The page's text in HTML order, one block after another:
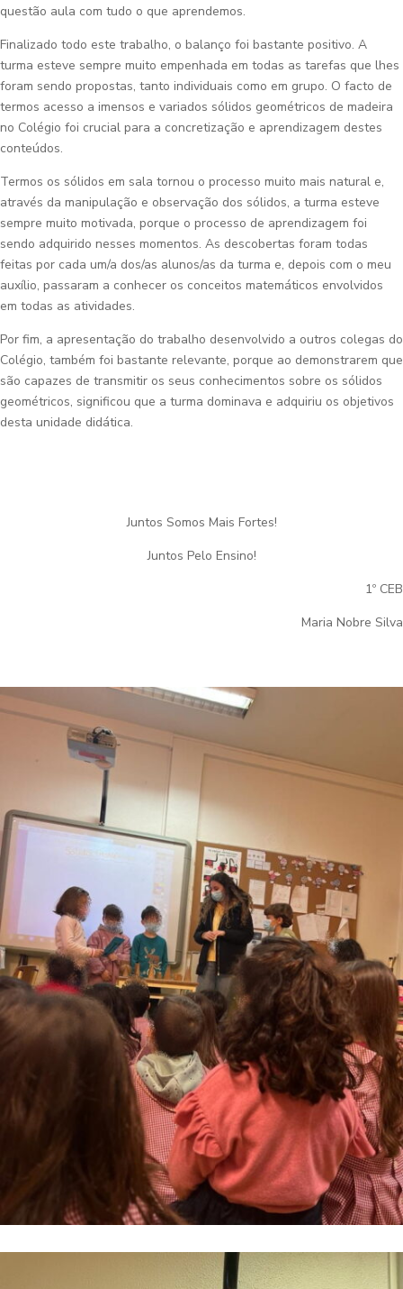
questão aula com tudo o que aprendemos.
Finalizado todo este trabalho, o balanço foi bastante positivo. A
turma esteve sempre muito empenhada em todas as tarefas que lhes
foram sendo propostas, tanto individuais como em grupo. O facto de
termos acesso a imensos e variados sólidos geométricos de madeira
no Colégio foi crucial para a concretização e aprendizagem destes
conteúdos.
Termos os sólidos em sala tornou o processo muito mais natural e,
através da manipulação e observação dos sólidos, a turma esteve
sempre muito motivada, porque o processo de aprendizagem foi
sendo adquirido nesses momentos. As descobertas foram todas
feitas por cada um/a dos/as alunos/as da turma e, depois com o meu
auxílio, passaram a conhecer os conceitos matemáticos envolvidos
em todas as atividades.
Por fim, a apresentação do trabalho desenvolvido a outros colegas do
Colégio, também foi bastante relevante, porque ao demonstrarem que
são capazes de transmitir os seus conhecimentos sobre os sólidos
geométricos, significou que a turma dominava e adquiriu os objetivos
desta unidade didática.
Juntos Somos Mais Fortes!
Juntos Pelo Ensino!
1º CEB
Maria Nobre Silva